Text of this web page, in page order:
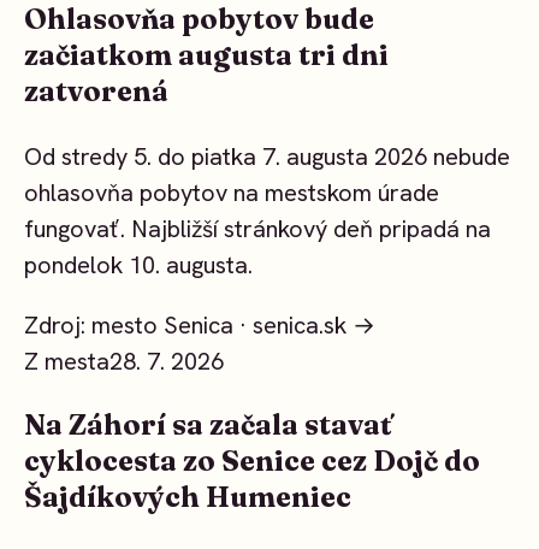
Ohlasovňa pobytov bude
začiatkom augusta tri dni
zatvorená
Od stredy 5. do piatka 7. augusta 2026 nebude
ohlasovňa pobytov na mestskom úrade
fungovať. Najbližší stránkový deň pripadá na
pondelok 10. augusta.
Zdroj: mesto Senica · senica.sk →
Z mesta28. 7. 2026
Na Záhorí sa začala stavať
cyklocesta zo Senice cez Dojč do
Šajdíkových Humeniec